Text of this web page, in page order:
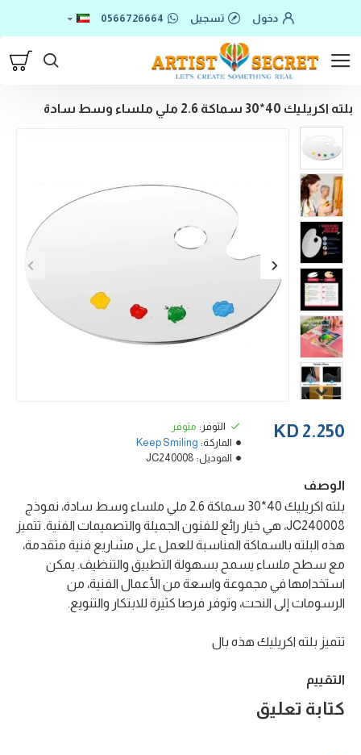
دخول تسجيل 0566726664
بلته اكريليك 40*30 سماكة 2.6 ملي ملساء وسط سادة
2.250 KD التوفر: متوفر
الماركة: Keep Smiling
الموديل: JC240008
الوصف
بلته اكريليك 40*30 سماكة 2.6 ملي ملساء وسط سادة، نموذج
JC240008، هي خيار رائع للفنون الجميلة والتصميمات الفنية. تتميز
هذه البلته بالسماكة المناسبة للعمل على مشاريع فنية متقدمة،
مع سطح ملساء يسمح بسهولة التطبيق والتنظيف. يمكن
استخدامها في مجموعة واسعة من الأعمال الفنية، من
الرسومات إلى النحت، وتوفر فرصا كثيرة للابتكار والتنويع.
تتميز بلته اكريليك هذه بال
التقييم
كتابة تعليق